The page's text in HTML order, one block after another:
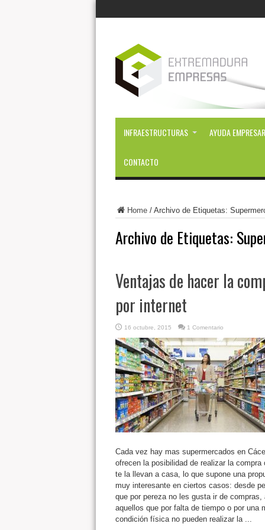
INFRAESTRUCTURAS AYUDA
CONTACTO
Home/ Archivo de Etiquetas:
Archivo de Etiquetas:
Ventajas de hacer la
por internet
16 octubre, 2015 1 Comentario
Cada vez hay mas supermercados en
ofrecen la posibilidad de realizar la compra
te la llevan a casa, lo que supone una
muy interesante en ciertos casos: desde
que por pereza no les gusta ir de compras,
aquellos que por falta de tiempo o por una
condición física no pueden realizar la ...